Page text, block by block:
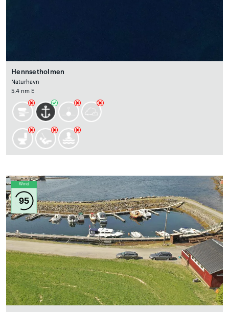
Hennsetholmen
Naturhavn
5.4 nm E
Wind
95